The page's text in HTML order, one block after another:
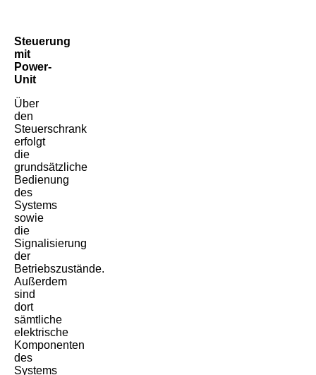
Steuerung
mit
Power-
Unit
Über
den
Steuerschrank
erfolgt
die
grundsätzliche
Bedienung
des
Systems
sowie
die
Signalisierung
der
Betriebszustände.
Außerdem
sind
dort
sämtliche
elektrische
Komponenten
des
Systems